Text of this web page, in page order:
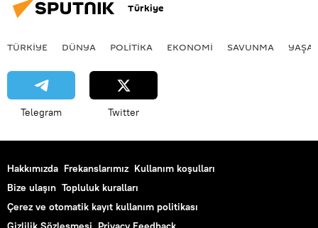
Türkiye
TÜRKIYE DÜNYA POLİTİKA EKONOMİ SAVUNMA
Telegram Twitter
Hakkımızda Frekanslarımız Kullanım koşulları
Bize ulaşın Topluluk kuralları
Çerez ve otomatik kayıt kullanım politikası